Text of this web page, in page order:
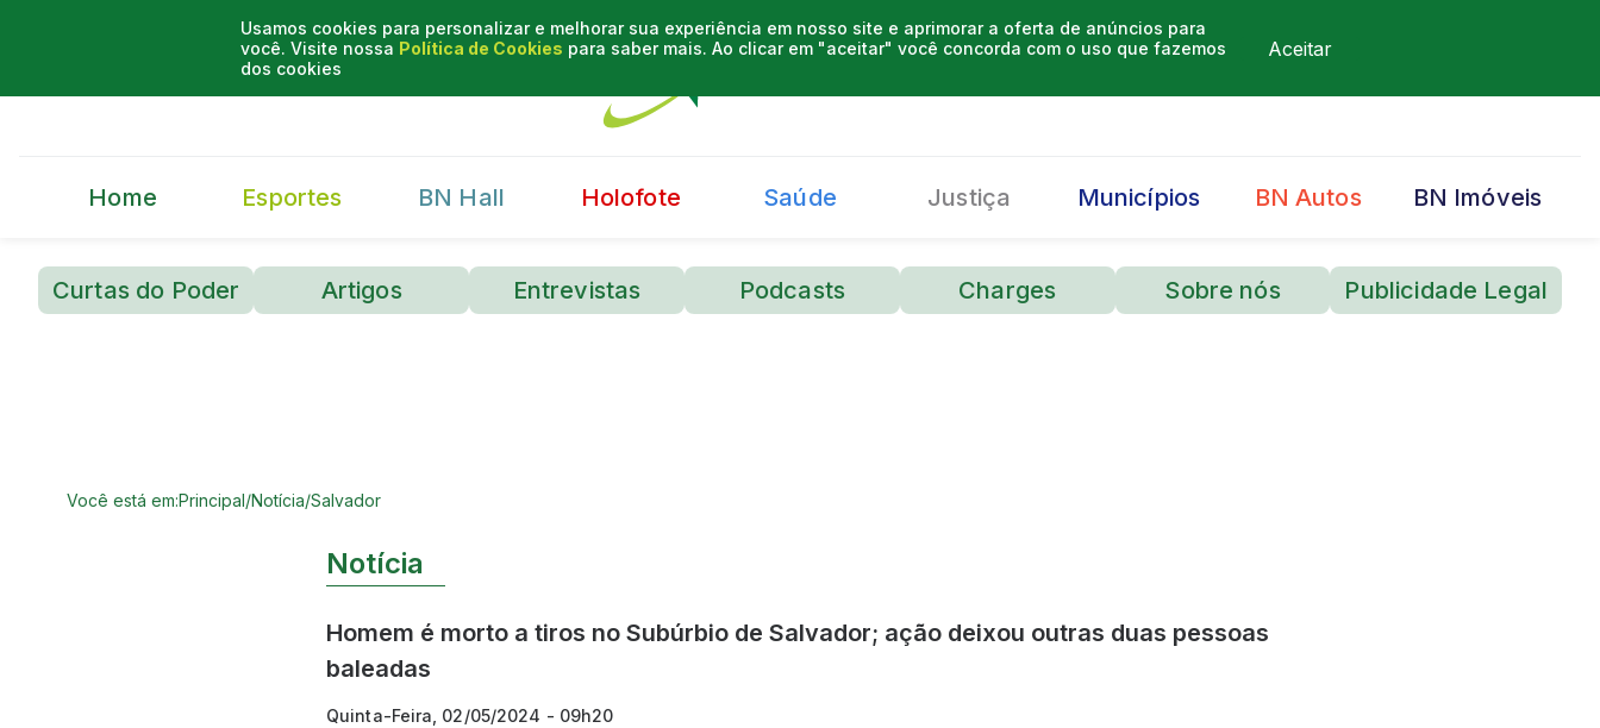
Usamos cookies para personalizar e melhorar sua experiência em nosso site e aprimorar a oferta de anúncios para
você. Visite nossa Política de Cookies para saber mais. Ao clicar em "aceitar" você concorda com o uso que fazemos
dos cookies
Aceitar
Home Esportes BN Hall Holofote Saúde Justiça Municípios BN Autos BN Imóveis
Curtas do Poder Artigos Entrevistas Podcasts Charges Sobre nós Publicidade Legal
Você está em:Principal/Notícia/Salvador
Notícia
Homem é morto a tiros no Subúrbio de Salvador; ação deixou outras duas pessoas
baleadas
Quinta-Feira, 02/05/2024 - 09h20